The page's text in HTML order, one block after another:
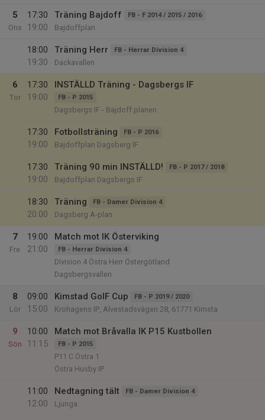
5
Ons
17:30
19:00
Träning Bajdoff FB - F 2014 / 2015 / 2016
Bajdoffplan
18:00
19:30
Träning Herr FB - Herrar Division 4
Dackavallen
6
Tor
17:30
19:00
INSTÄLLD Träning - Dagsbergs IF
FB - P 2015
Dagsbergs IF - Bajdoff planen
17:30
19:00
Fotbollsträning FB - P 2016
Bajdoffplan Dagsberg IF
17:30
19:00
Träning 90 min INSTÄLLD! FB - P 2017 / 2018
Bajdoffplan Dagsbergs IF
18:30
20:00
Träning FB - Damer Division 4
Dagsberg A-plan
7
Fre
19:00
21:00
Match mot IK Österviking
FB - Herrar Division 4
Division 4 Östra Herr Östergötland
Dagsbergsvallen
8
Lör
09:00
15:00
Kimstad GoIF Cup FB - P 2019 / 2020
Krohagens IP, Alvestadsvägen 28, 61771 Kimsta
9
Sön
10:00
11:15
Match mot Bråvalla IK P15 Kustbollen
FB - P 2015
P11 C Östra 1
Östra Husby IP
11:00
12:00
Nedtagning tält FB - Damer Division 4
Ljunga